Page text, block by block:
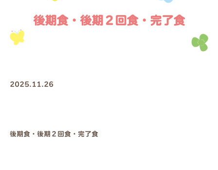
後期食・後期２回食・完了食
2025.11.26
後期食・後期２回食・完了食